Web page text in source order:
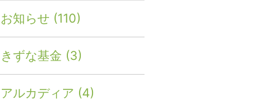
お知らせ (110)
きずな基金 (3)
アルカディア (4)